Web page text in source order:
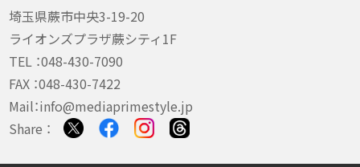
埼玉県蕨市中央3-19-20
ライオンズプラザ蕨シティ1F
TEL ：048-430-7090
FAX ：048-430-7422
Mail：info@mediaprimestyle.jp
Share ：